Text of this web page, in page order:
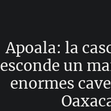
Apoala: la
esconde un
enormes